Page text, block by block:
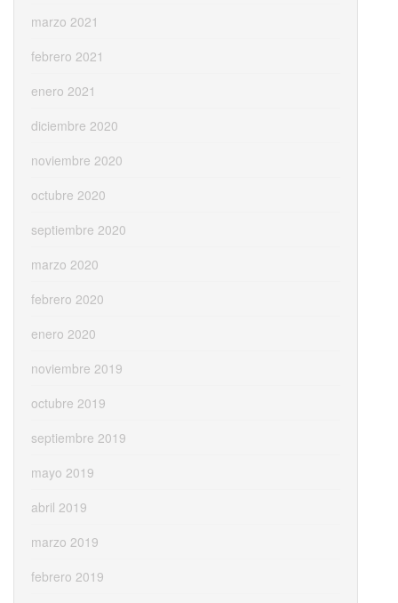
marzo 2021
febrero 2021
enero 2021
diciembre 2020
noviembre 2020
octubre 2020
septiembre 2020
marzo 2020
febrero 2020
enero 2020
noviembre 2019
octubre 2019
septiembre 2019
mayo 2019
abril 2019
marzo 2019
febrero 2019